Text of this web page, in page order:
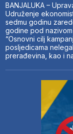
BANJALUKA –
Udruženje
sedmu godinu
godine pod nazivom
“Osnovni cilj
posljedicama
prerađevina, kao i